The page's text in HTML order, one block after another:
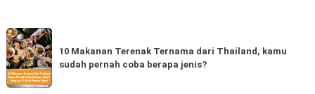
10
Makanan
Terenak
Ternama
10 Makanan Terenak Ternama dari Thailand, kamu
sudah pernah coba berapa jenis?